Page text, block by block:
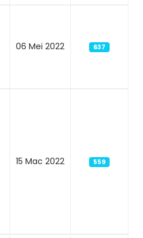
06 Mei 2022 637
15 Mac 2022 559